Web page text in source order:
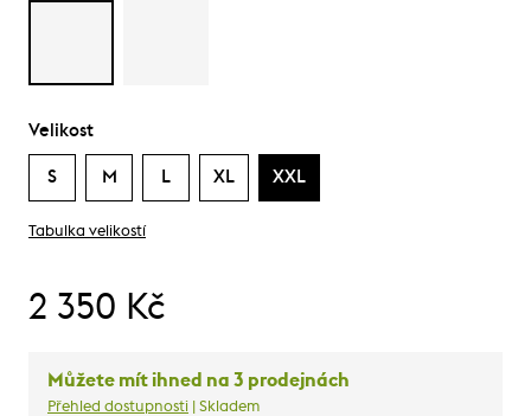
Velikost
S M L XL XXL
Tabulka velikostí
2 350 Kč
Můžete mít ihned na 3 prodejnách
Přehled dostupnosti | Skladem